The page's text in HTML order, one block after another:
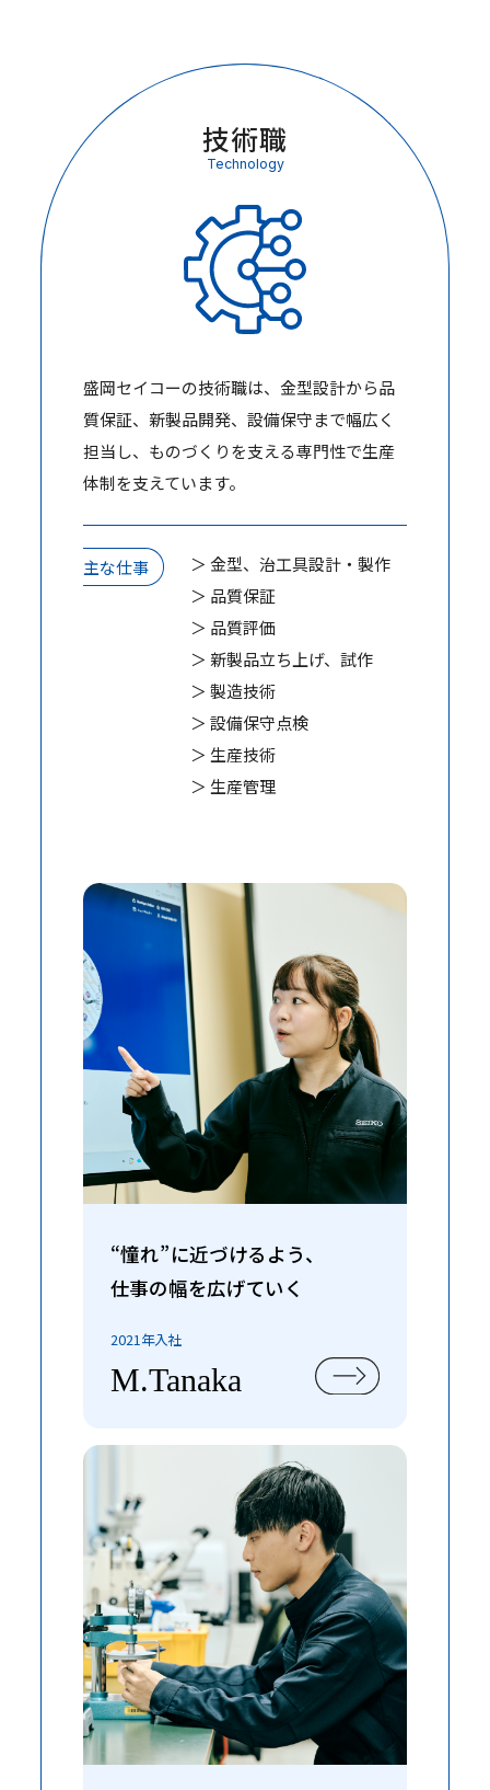
技術職
Technology
盛岡セイコーの技術職は、金型設計から品
質保証、新製品開発、設備保守まで幅広く
担当し、ものづくりを支える専門性で生産
体制を支えています。
主な仕事
＞ 金型、治工具設計・製作
＞ 品質保証
＞ 品質評価
＞ 新製品立ち上げ、試作
＞ 製造技術
＞ 設備保守点検
＞ 生産技術
＞ 生産管理
“憧れ”に近づけるよう、
仕事の幅を広げていく
2021年入社
M.Tanaka